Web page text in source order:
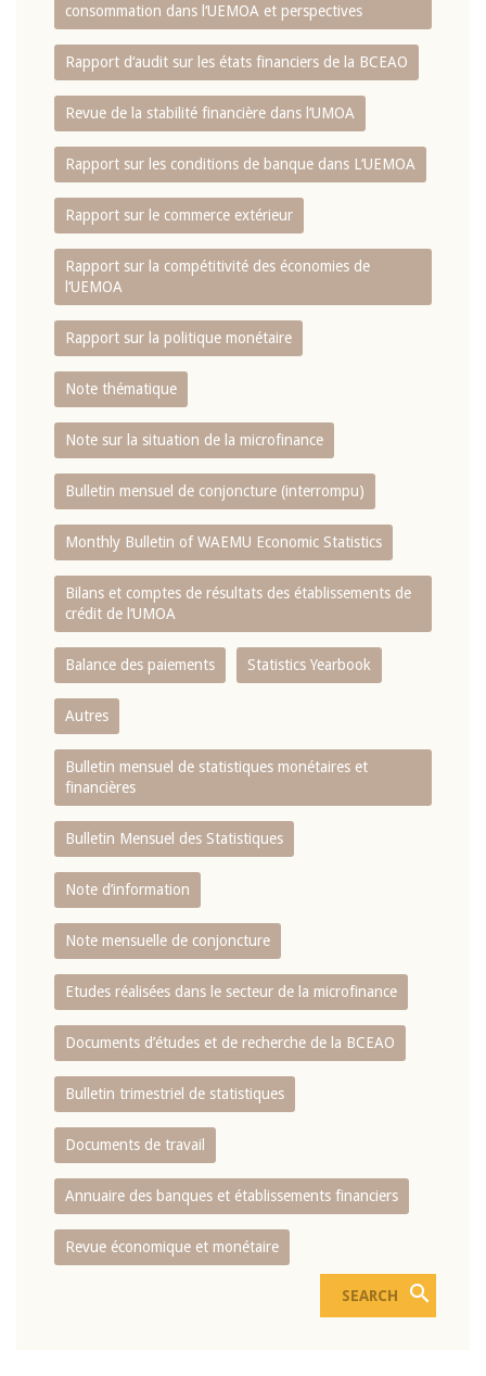
consommation dans l‘UEMOA et perspectives
Rapport d‘audit sur les états financiers de la BCEAO
Revue de la stabilité financière dans l‘UMOA
Rapport sur les conditions de banque dans L‘UEMOA
Rapport sur le commerce extérieur
Rapport sur la compétitivité des économies de
l‘UEMOA
Rapport sur la politique monétaire
Note thématique
Note sur la situation de la microfinance
Bulletin mensuel de conjoncture (interrompu)
Monthly Bulletin of WAEMU Economic Statistics
Bilans et comptes de résultats des établissements de
crédit de l‘UMOA
Balance des paiements Statistics Yearbook
Autres
Bulletin mensuel de statistiques monétaires et
financières
Bulletin Mensuel des Statistiques
Note d’information
Note mensuelle de conjoncture
Etudes réalisées dans le secteur de la microfinance
Documents d’études et de recherche de la BCEAO
Bulletin trimestriel de statistiques
Documents de travail
Annuaire des banques et établissements financiers
Revue économique et monétaire